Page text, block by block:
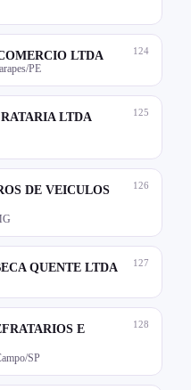
124
LTDA
PE
125
LTDA
126
DE VEICULOS
127
QUENTE LTDA
128
E
SP